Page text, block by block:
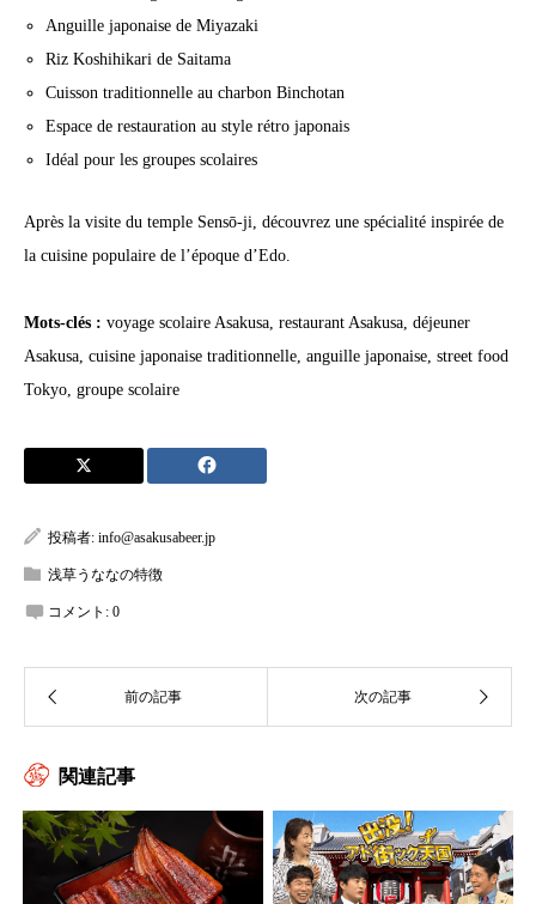
Anguille japonaise de Miyazaki
Riz Koshihikari de Saitama
Cuisson traditionnelle au charbon Binchotan
Espace de restauration au style rétro japonais
Idéal pour les groupes scolaires
Après la visite du temple Sensō-ji, découvrez une spécialité inspirée de
la cuisine populaire de l’époque d’Edo.
Mots-clés : voyage scolaire Asakusa, restaurant Asakusa, déjeuner
Asakusa, cuisine japonaise traditionnelle, anguille japonaise, street food
Tokyo, groupe scolaire
投稿者: info@asakusabeer.jp
浅草うななの特徴
コメント: 0
関連記事